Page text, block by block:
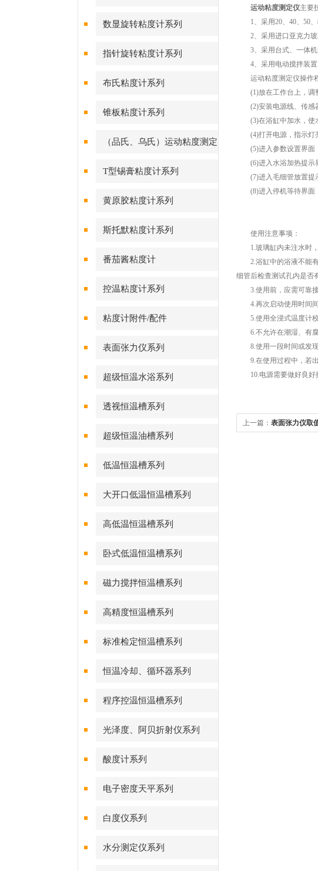
数显旋转粘度计系列
指针旋转粘度计系列
布氏粘度计系列
锥板粘度计系列
（品氏、乌氏）运动粘度测定
仪系列
T型锡膏粘度计系列
黄原胶粘度计系列
斯托默粘度计系列
番茄酱粘度计
控温粘度计系列
粘度计附件/配件
表面张力仪系列
超级恒温水浴系列
透视恒温槽系列
超级恒温油槽系列
低温恒温槽系列
大开口低温恒温槽系列
高低温恒温槽系列
卧式低温恒温槽系列
磁力搅拌恒温槽系列
高精度恒温槽系列
标准检定恒温槽系列
恒温冷却、循环器系列
程序控温恒温槽系列
光泽度、阿贝折射仪系列
酸度计系列
电子密度天平系列
白度仪系列
水分测定仪系列
运动粘度测定仪主要
1、采用20、40、50、
2、采用进口亚克力玻
3、采用台式、一体机
4、采用电动搅拌装置
运动粘度测定仪操作
(1)放在工作台上，调整
(2)安装电源线、传感
(3)在浴缸中加水，使水
(4)打开电源，指示灯亮
(5)进入参数设置界面：
(6)进入水浴加热提示界
(7)进入毛细管放置提示
(8)进入停机等待界面，
使用注意事项：
1.玻璃缸内未注水时，
2.浴缸中的浴液不能有
细管后检查测试孔内是否
3.使用前，应需可靠接
4.再次启动使用时间间
5.使用全浸式温度计校
6.不允许在潮湿、有腐
8.使用一段时间或发现
9.在使用过程中，若出
10.电源需要做好良好
上一篇： 表面张力仪取